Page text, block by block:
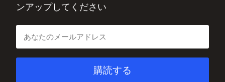
ンアップしてください